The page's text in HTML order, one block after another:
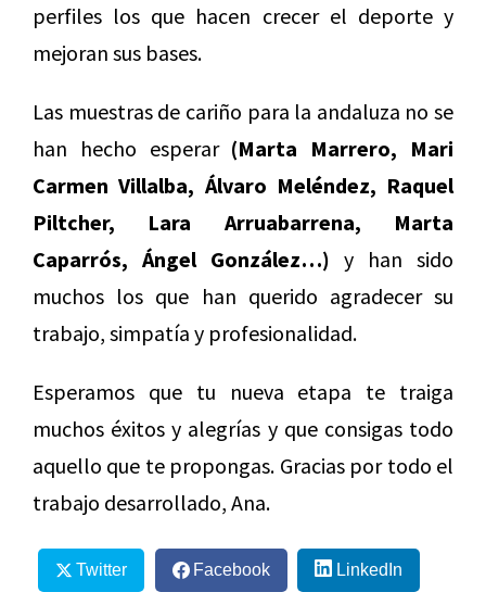
perfiles los que hacen crecer el deporte y
mejoran sus bases.
Las muestras de cariño para la andaluza no se
han hecho esperar (Marta Marrero, Mari
Carmen Villalba, Álvaro Meléndez, Raquel
Piltcher, Lara Arruabarrena, Marta
Caparrós, Ángel González…) y han sido
muchos los que han querido agradecer su
trabajo, simpatía y profesionalidad.
Esperamos que tu nueva etapa te traiga
muchos éxitos y alegrías y que consigas todo
aquello que te propongas. Gracias por todo el
trabajo desarrollado, Ana.
Twitter Facebook LinkedIn